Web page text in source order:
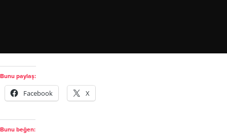
Bunu paylaş:
Facebook X
Bunu beğen: